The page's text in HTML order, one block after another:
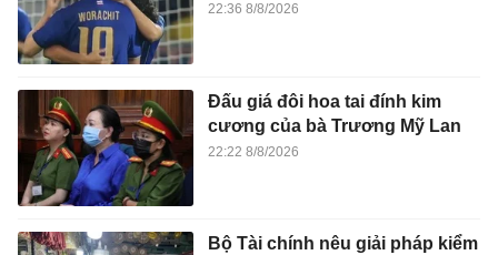
22:36 8/8/2026
Đấu giá đôi hoa tai đính kim
cương của bà Trương Mỹ Lan
22:22 8/8/2026
Bộ Tài chính nêu giải pháp kiểm